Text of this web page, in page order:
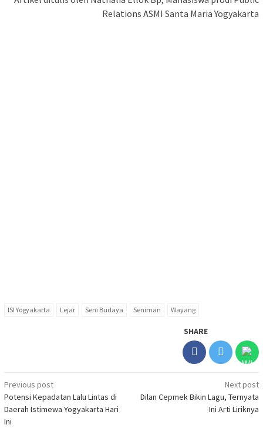
Relations ASMI Santa Maria Yogyakarta
ISI Yogyakarta Lejar Seni Budaya Seniman Wayang
SHARE
Post
navigation
Previous post
Potensi Kepadatan Lalu Lintas di
Daerah Istimewa Yogyakarta Hari
Ini
Next post
Dilan Cepmek Bikin Lagu, Ternyata
Ini Arti Liriknya